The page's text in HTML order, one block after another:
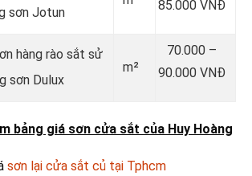
sơn Jotun
85.000 VNĐ
hàng rào sắt sử
sơn Dulux
m²
70.000 –
90.000 VNĐ
bảng giá sơn cửa sắt của Huy Hoàng
sơn lại cửa sắt củ tại Tphcm